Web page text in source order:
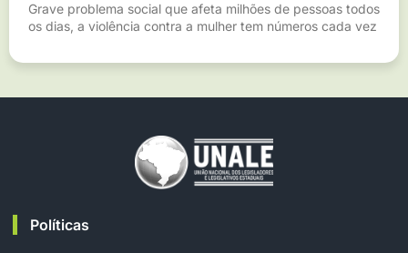
Grave problema social que afeta milhões de pessoas todos
os dias, a violência contra a mulher tem números cada vez
Políticas